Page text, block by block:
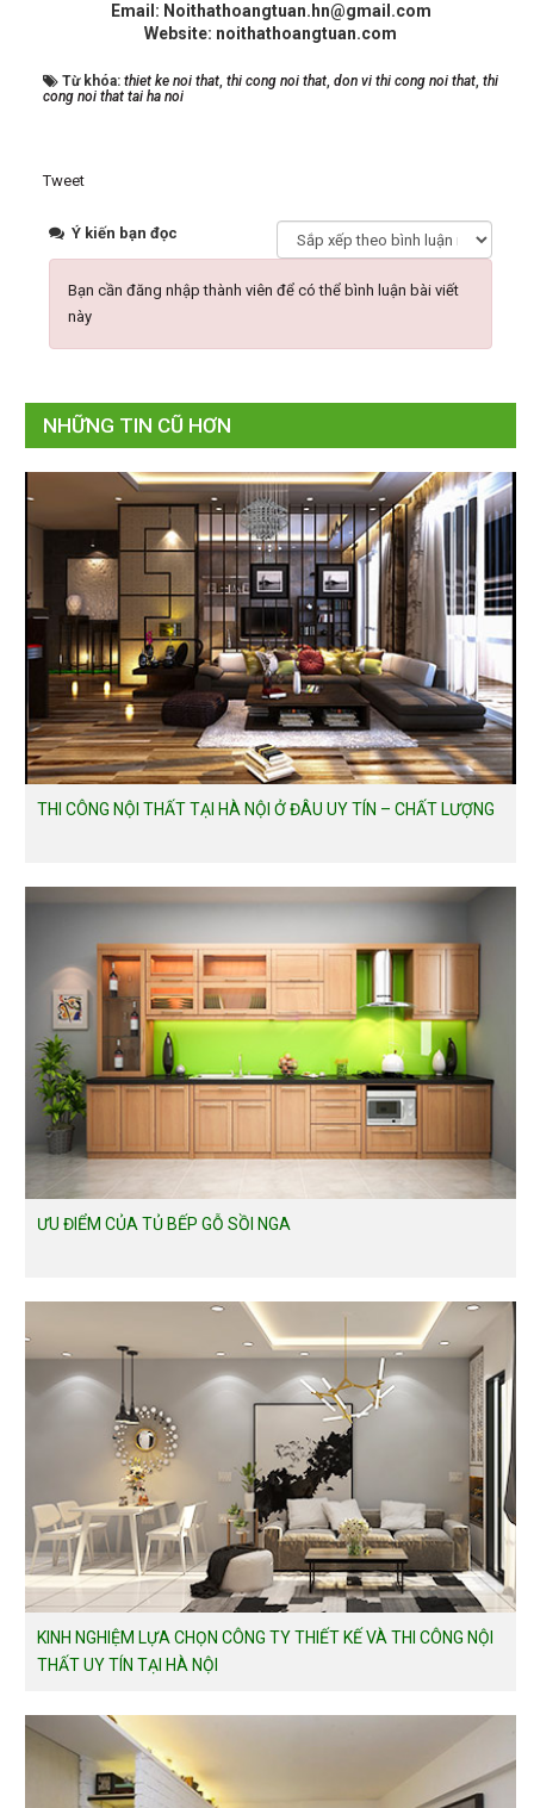
Email: Noithathoangtuan.hn@gmail.com
Website: noithathoangtuan.com
Từ khóa: thiet ke noi that, thi cong noi that, don vi thi cong noi that, thi
cong noi that tai ha noi
Tweet
Ý kiến bạn đọc
Bạn cần đăng nhập thành viên để có thể bình luận bài viết
này
NHỮNG TIN CŨ HƠN
THI CÔNG NỘI THẤT TẠI HÀ NỘI Ở ĐÂU UY TÍN – CHẤT LƯỢNG
ƯU ĐIỂM CỦA TỦ BẾP GỖ SỒI NGA
KINH NGHIỆM LỰA CHỌN CÔNG TY THIẾT KẾ VÀ THI CÔNG NỘI
THẤT UY TÍN TẠI HÀ NỘI